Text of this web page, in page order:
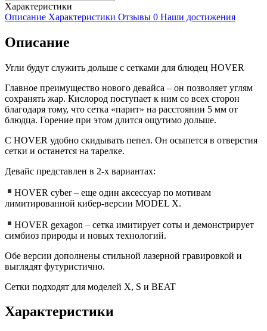
Характеристики
Описание Характеристики Отзывы 0 Наши достижения
Описание
Угли будут служить дольше с сетками для блюдец HOVER
Главное преимущество нового девайса – он позволяет углям
сохранять жар. Кислород поступает к ним со всех сторон
благодаря тому, что сетка «парит» на расстоянии 5 мм от
блюдца. Горение при этом длится ощутимо дольше.
С HOVER удобно скидывать пепел. Он осыпется в отверстия
сетки и останется на тарелке.
Девайс представлен в 2-х вариантах:
HOVER cyber – еще один аксессуар по мотивам
лимитированной кибер-версии MODEL X.
HOVER gexagon – сетка имитирует соты и демонстрирует
симбиоз природы и новых технологий.
Обе версии дополнены стильной лазерной гравировкой и
выглядят футуристично.
Сетки подходят для моделей X, S и BEAT
Характеристики